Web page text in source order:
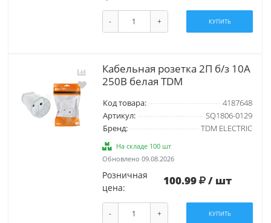
- + КУПИТЬ
Кабельная розетка 2П б/з 10А
250B белая TDM
Код товара:
4187648
Артикул:
SQ1806-0129
Бренд:
TDM ELECTRIC
На складе 100 шт
Обновлено 09.08.2026
Розничная
цена:
100.99 / шт
- + КУПИТЬ